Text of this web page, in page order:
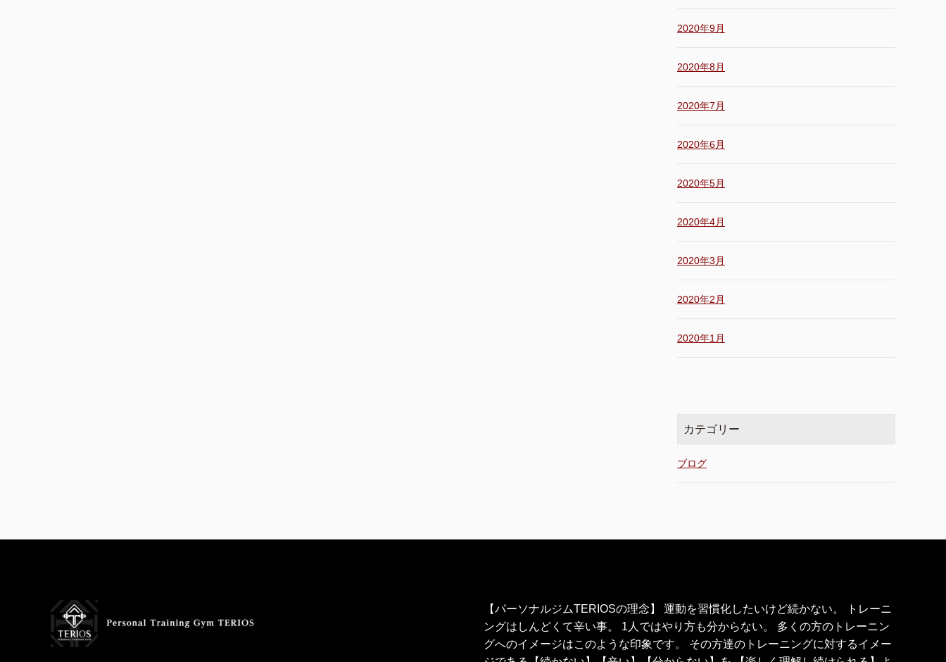
2020年9月
2020年8月
2020年7月
2020年6月
2020年5月
2020年4月
2020年3月
2020年2月
2020年1月
カテゴリー
ブログ
【パーソナルジムTERIOSの理念】 運動を習慣化したいけど続かない。 トレーニ
ングはしんどくて辛い事。 1人ではやり方も分からない。 多くの方のトレーニン
グへのイメージはこのような印象です。 その方達のトレーニングに対するイメー